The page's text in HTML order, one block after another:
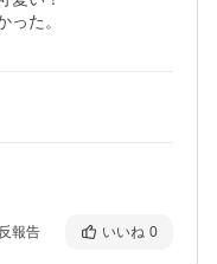
た。
報告 いいね 0